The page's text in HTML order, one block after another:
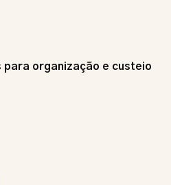
para organização e custeio